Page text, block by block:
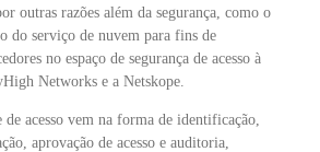
outras razões além da segurança, como o
do serviço de nuvem para fins de
no espaço de segurança de acesso à
Networks e a Netskope.
acesso vem na forma de identificação,
aprovação de acesso e auditoria,